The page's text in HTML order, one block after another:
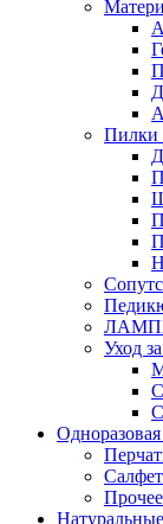
Пилки
Уход
Прочее